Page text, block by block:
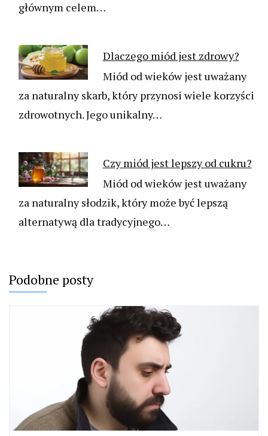
głównym celem…
Dlaczego miód jest zdrowy?
Miód od wieków jest uważany
za naturalny skarb, który przynosi wiele korzyści
zdrowotnych. Jego unikalny…
Czy miód jest lepszy od cukru?
Miód od wieków jest uważany
za naturalny słodzik, który może być lepszą
alternatywą dla tradycyjnego…
Podobne posty